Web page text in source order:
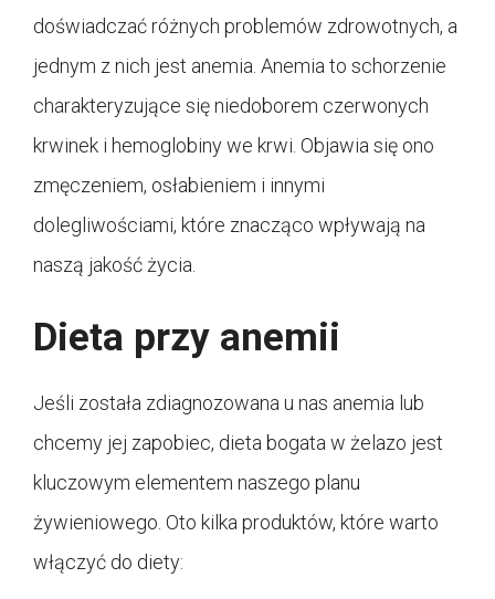
doświadczać różnych problemów zdrowotnych, a
jednym z nich jest anemia. Anemia to schorzenie
charakteryzujące się niedoborem czerwonych
krwinek i hemoglobiny we krwi. Objawia się ono
zmęczeniem, osłabieniem i innymi
dolegliwościami, które znacząco wpływają na
naszą jakość życia.
Dieta przy anemii
Jeśli została zdiagnozowana u nas anemia lub
chcemy jej zapobiec, dieta bogata w żelazo jest
kluczowym elementem naszego planu
żywieniowego. Oto kilka produktów, które warto
włączyć do diety: